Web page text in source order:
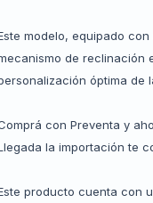
modelo, equipado
de reclinación
óptima de
con Preventa y
la importación te
producto cuenta con